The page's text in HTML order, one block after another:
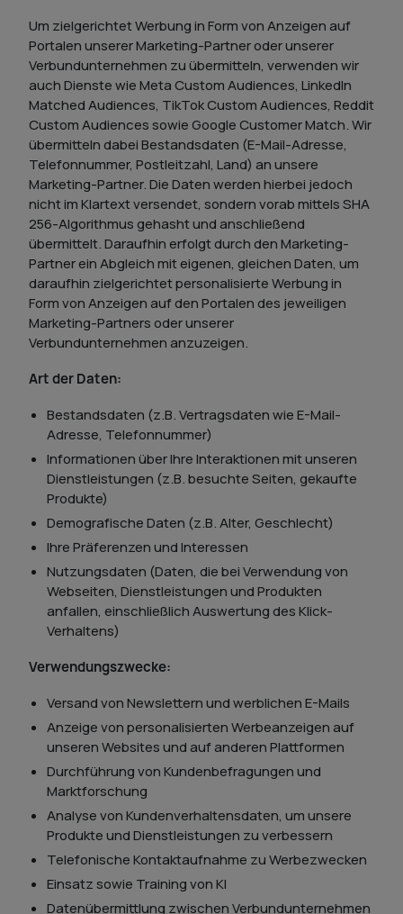
Um zielgerichtet Werbung in Form von Anzeigen auf
Portalen unserer Marketing-Partner oder unserer
Verbundunternehmen zu übermitteln, verwenden wir
auch Dienste wie Meta Custom Audiences, LinkedIn
Matched Audiences, TikTok Custom Audiences, Reddit
Custom Audiences sowie Google Customer Match. Wir
übermitteln dabei Bestandsdaten (E-Mail-Adresse,
Telefonnummer, Postleitzahl, Land) an unsere
Marketing-Partner. Die Daten werden hierbei jedoch
nicht im Klartext versendet, sondern vorab mittels SHA
256-Algorithmus gehasht und anschließend
übermittelt. Daraufhin erfolgt durch den Marketing-
Partner ein Abgleich mit eigenen, gleichen Daten, um
daraufhin zielgerichtet personalisierte Werbung in
Form von Anzeigen auf den Portalen des jeweiligen
Marketing-Partners oder unserer
Verbundunternehmen anzuzeigen.
Art der Daten:
Bestandsdaten (z.B. Vertragsdaten wie E-Mail-
Adresse, Telefonnummer)
Informationen über Ihre Interaktionen mit unseren
Dienstleistungen (z.B. besuchte Seiten, gekaufte
Produkte)
Demografische Daten (z.B. Alter, Geschlecht)
Ihre Präferenzen und Interessen
Nutzungsdaten (Daten, die bei Verwendung von
Webseiten, Dienstleistungen und Produkten
anfallen, einschließlich Auswertung des Klick-
Verhaltens)
Verwendungszwecke:
Versand von Newslettern und werblichen E-Mails
Anzeige von personalisierten Werbeanzeigen auf
unseren Websites und auf anderen Plattformen
Durchführung von Kundenbefragungen und
Marktforschung
Analyse von Kundenverhaltensdaten, um unsere
Produkte und Dienstleistungen zu verbessern
Telefonische Kontaktaufnahme zu Werbezwecken
Einsatz sowie Training von KI
Datenübermittlung zwischen Verbundunternehmen